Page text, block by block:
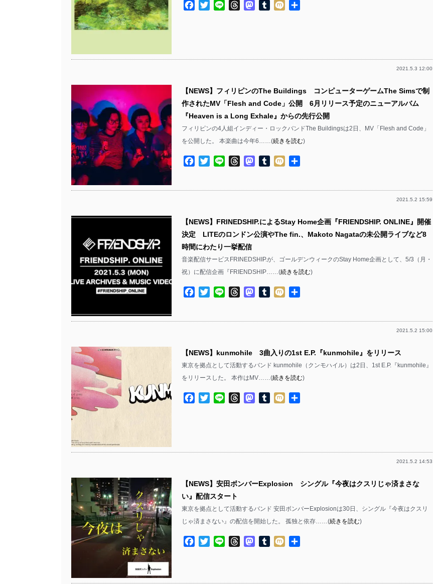
Facebook
TwitterLine ThreadsMastodon
TumblrMixi
2021.5.3 12:00
【NEWS】フィリピンのThe Buildings コンピューターゲームThe Simsで制
作されたMV「Flesh and Code」公開 6月リリース予定のニューアルバム
『Heaven is a Long Exhale』からの先行公開
フィリピンの4人組インディー・ロックバンドThe Buildingsは2日、MV「Flesh and Code」
を公開した。 本楽曲は今年6……(続きを読む)
Facebook
TwitterLine ThreadsMastodon
TumblrMixi
2021.5.2 15:59
【NEWS】FRINEDSHIP.によるStay Home企画『FRIENDSHIP. ONLINE』開催
決定 LITEのロンドン公演やThe fin.、Makoto Nagataの未公開ライブなど8
時間にわたり一挙配信
音楽配信サービスFRINEDSHIP.が、ゴールデンウィークのStay Home企画として、5/3（月・
祝）に配信企画『FRIENDSHIP……(続きを読む)
Facebook
TwitterLine ThreadsMastodon
TumblrMixi
2021.5.2 15:00
【NEWS】kunmohile 3曲入りの1st E.P.『kunmohile』をリリース
東京を拠点として活動するバンド kunmohile（クンモハイル）は2日、1st E.P.『kunmohile』
をリリースした。 本作はMV……(続きを読む)
Facebook
TwitterLine ThreadsMastodon
TumblrMixi
2021.5.2 14:53
【NEWS】安田ボンバーExplosion シングル『今夜はクスリじゃ済まさな
い』配信スタート
東京を拠点として活動するバンド 安田ボンバーExplosionは30日、シングル『今夜はクスリ
じゃ済まさない』の配信を開始した。 孤独と依存……(続きを読む)
Facebook
TwitterLine ThreadsMastodon
TumblrMixi